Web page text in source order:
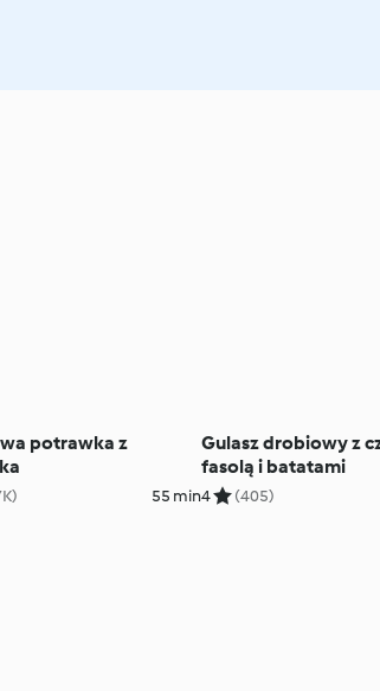
potrawka z
55 min
Gulasz drobiowy z
fasolą i batatami
4 (405)